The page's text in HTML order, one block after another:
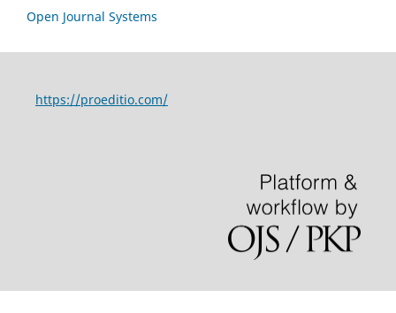
Open Journal Systems
https://proeditio.com/